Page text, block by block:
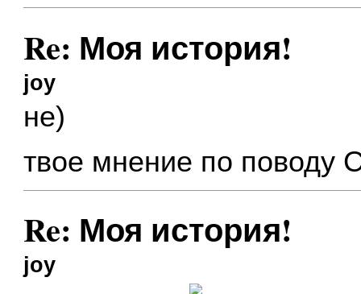
Re: Моя история!
joy
не)
твое мнение по поводу
Re: Моя история!
joy